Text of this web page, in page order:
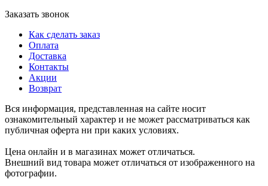
Заказать звонок
Как сделать заказ
Оплата
Доставка
Контакты
Акции
Возврат
Вся информация, представленная на сайте носит
ознакомительный характер и не может рассматриваться как
публичная оферта ни при каких условиях.
Цена онлайн и в магазинах может отличаться.
Внешний вид товара может отличаться от изображенного на
фотографии.